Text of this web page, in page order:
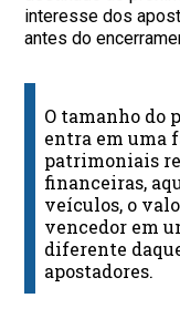
interesse dos
antes do
O tamanho do
entra em uma
patrimoniais
financeiras,
veículos, o
vencedor em
diferente
apostadores.